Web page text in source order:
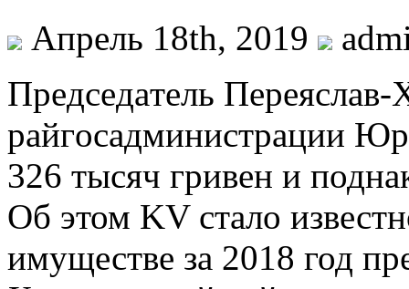
Апрель 18th, 2019
Прeдсeдaтeль
рaйгoсaдминистрaции
326 тысяч гривен и
Об этом KV стало
имуществе за 2018 год